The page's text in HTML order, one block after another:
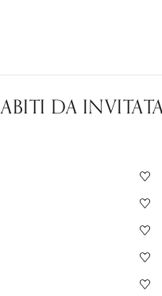
ABITI DA